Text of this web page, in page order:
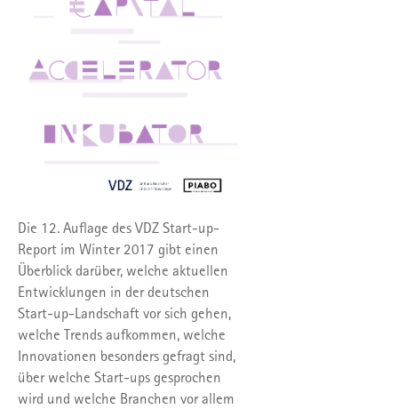
Die 12. Auflage des VDZ Start-up-
Report im Winter 2017 gibt einen
Überblick darüber, welche aktuellen
Entwicklungen in der deutschen
Start-up-Landschaft vor sich gehen,
welche Trends aufkommen, welche
Innovationen besonders gefragt sind,
über welche Start-ups gesprochen
wird und welche Branchen vor allem